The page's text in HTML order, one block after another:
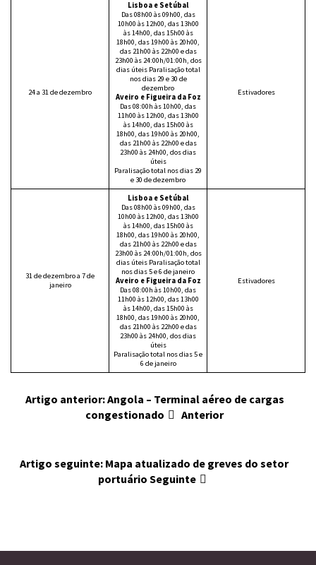
24 a 31 de dezembro
Lisboa e Setúbal
Das 08h00 às 09h00, das
10h00 às 12h00, das 13h00
às 14h00, das 15h00 às
18h00, das 19h00 às 20h00,
das 21h00 às 22h00 e das
23h00 às 24:00h/01:00h, dos
dias úteis Paralisação total
nos dias 29 e 30 de
dezembro
Aveiro e Figueira da Foz
Das 08:00h às 10h00, das
11h00 às 12h00, das 13h00
às 14h00, das 15h00 às
18h00, das 19h00 às 20h00,
das 21h00 às 22h00 e das
23h00 às 24h00, dos dias
úteis
Paralisação total nos dias 29
e 30 de dezembro
Estivadores
31 de dezembro a 7 de
janeiro
Lisboa e Setúbal
Das 08h00 às 09h00, das
10h00 às 12h00, das 13h00
às 14h00, das 15h00 às
18h00, das 19h00 às 20h00,
das 21h00 às 22h00 e das
23h00 às 24:00h/01:00h, dos
dias úteis Paralisação total
nos dias 5 e 6 de janeiro
Aveiro e Figueira da Foz
Das 08:00h às 10h00, das
11h00 às 12h00, das 13h00
às 14h00, das 15h00 às
18h00, das 19h00 às 20h00,
das 21h00 às 22h00 e das
23h00 às 24h00, dos dias
úteis
Paralisação total nos dias 5 e
6 de janeiro
Estivadores
Artigo anterior: Angola – Terminal aéreo de cargas
congestionado
Anterior
Artigo seguinte: Mapa atualizado de greves do setor
portuário Seguinte